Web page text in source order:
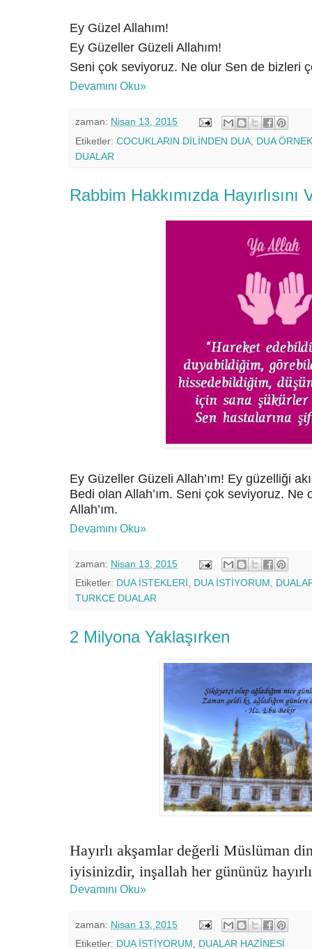
Ey Güzel Allahım!
Ey Güzeller Güzeli Allahım!
Seni çok seviyoruz. Ne olur Sen de bizleri
Devamını Oku»
zaman: Nisan 13, 2015
Etiketler: COCUKLARIN DİLİNDEN DUA DUA
DUALAR
Rabbim Hakkımızda Hayırlısını
Ey Güzeller Güzeli Allah’ım! Ey güzelliği
Bedi olan Allah’ım. Seni çok seviyoruz.
Allah’ım.
Devamını Oku»
zaman: Nisan 13, 2015
Etiketler: DUA İSTEKLERİ, DUA İSTİYORUM,
TURKCE DUALAR
2 Milyona Yaklaşırken
Hayırlı akşamlar değerli Müslüman
iyisinizdir, inşallah her gününüz
Devamını Oku»
zaman: Nisan 13, 2015
Etiketler: DUA İSTİYORUM DUALAR HAZİNESİ